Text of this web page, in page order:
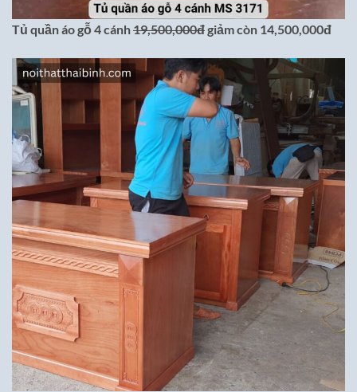
Tủ quần áo gỗ 4 cánh19,500,000đgiảm còn 14,500,000đ